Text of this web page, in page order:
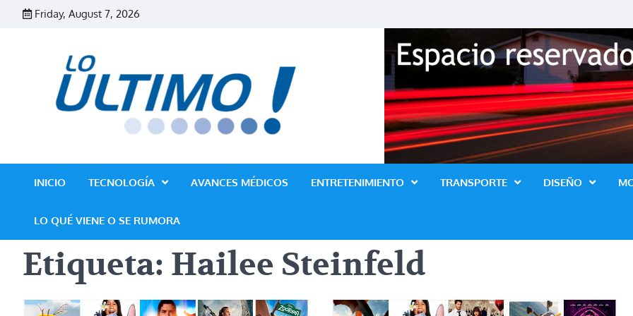
Friday, August 7, 2026
Revista Lo Ultimo
INICIO TECNOLOGÍA AVANCES MÉDICOS ENTRETENIMIENTO TRANSPORTE DISEÑO
LO QUÉ VIENE O SE RUMORA
Etiqueta: Hailee Steinfeld